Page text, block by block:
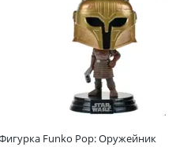
Funko Pop: Оружейник